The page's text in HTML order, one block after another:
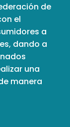
de
el
a
dando a
una
manera